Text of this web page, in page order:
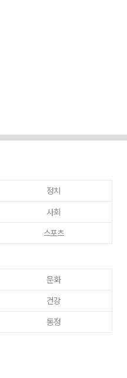
정치
사회
스포츠
문화
건강
동정